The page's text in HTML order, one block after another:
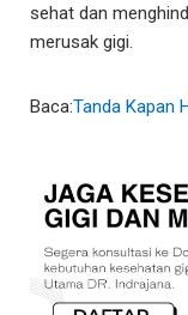
sehat dan
merusak gigi.
Baca:Tanda Kapan